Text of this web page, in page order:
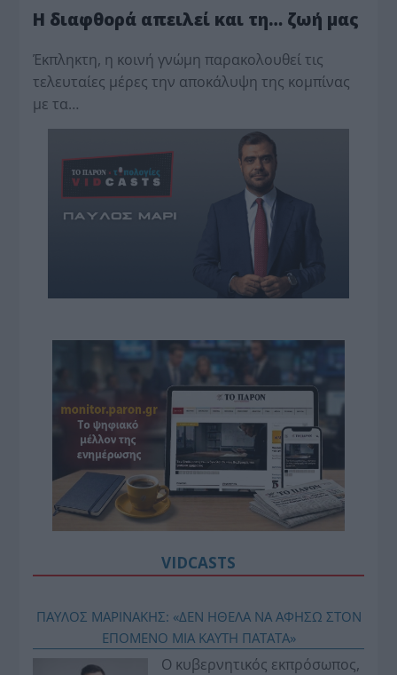
Η διαφθορά απειλεί και τη… ζωή μας
Έκπληκτη, η κοινή γνώμη παρακολουθεί τις
τελευταίες μέρες την αποκάλυψη της κο­μπίνας
με τα…
VIDCASTS
ΠΑΥΛΟΣ ΜΑΡΙΝΑΚΗΣ: «ΔΕΝ ΗΘΕΛΑ ΝΑ ΑΦΗΣΩ ΣΤΟΝ
ΕΠΟΜΕΝΟ ΜΙΑ ΚΑΥΤΗ ΠΑΤΑΤΑ»
Ο κυβερνητικός εκπρόσωπος,